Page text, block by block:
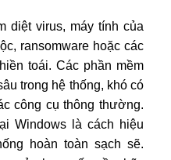
diệt virus, máy tính của
ransomware hoặc các
toái. Các phần mềm
trong hệ thống, khó có
công cụ thông thường.
Windows là cách hiệu
hoàn toàn sạch sẽ.